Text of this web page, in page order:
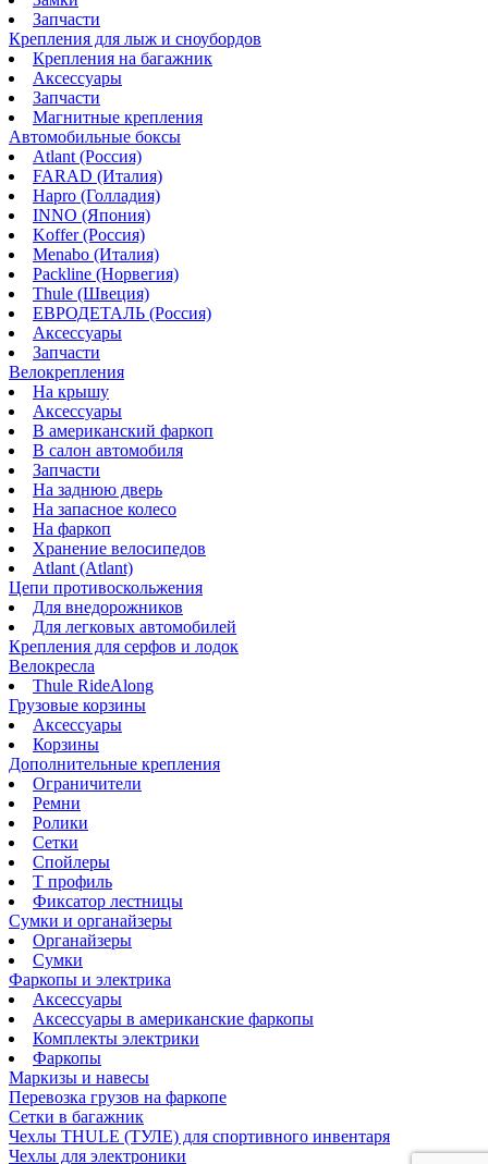
Запчасти
Крепления для лыж и сноубордов
Крепления на багажник
Аксессуары
Запчасти
Магнитные крепления
Автомобильные боксы
Atlant (Россия)
FARAD (Италия)
Hapro (Голладия)
INNO (Япония)
Koffer (Россия)
Menabo (Италия)
Packline (Норвегия)
Thule (Швеция)
ЕВРОДЕТАЛЬ (Россия)
Аксессуары
Запчасти
Велокрепления
На крышу
Аксессуары
В американский фаркоп
В салон автомобиля
Запчасти
На заднюю дверь
На запасное колесо
На фаркоп
Хранение велосипедов
Atlant (Atlant)
Цепи противоскольжения
Для внедорожников
Для легковых автомобилей
Крепления для серфов и лодок
Велокресла
Thule RideAlong
Грузовые корзины
Аксессуары
Корзины
Дополнительные крепления
Ограничители
Ремни
Ролики
Сетки
Спойлеры
Т профиль
Фиксатор лестницы
Сумки и органайзеры
Органайзеры
Сумки
Фаркопы и электрика
Аксессуары
Аксессуары в американские фаркопы
Комплекты электрики
Фаркопы
Маркизы и навесы
Перевозка грузов на фаркопе
Сетки в багажник
Чехлы THULE (ТУЛЕ) для спортивного инвентаря
Чехлы для электроники